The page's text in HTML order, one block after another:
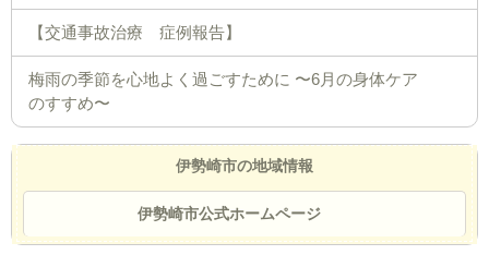
【交通事故治療 症例報告】
梅雨の季節を心地よく過ごすために 〜6月の身体ケア
のすすめ〜
伊勢崎市の地域情報
伊勢崎市公式ホームページ